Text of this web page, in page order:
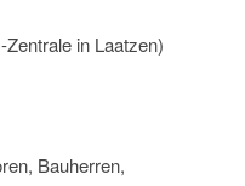
in Laatzen)
Bauherren,